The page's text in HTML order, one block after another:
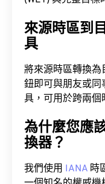
來源時區到
具
將來源時區轉換
鈕即可與朋友或
具，可用於跨兩個
為什麼您應
換器？
我們使用 IANA 時